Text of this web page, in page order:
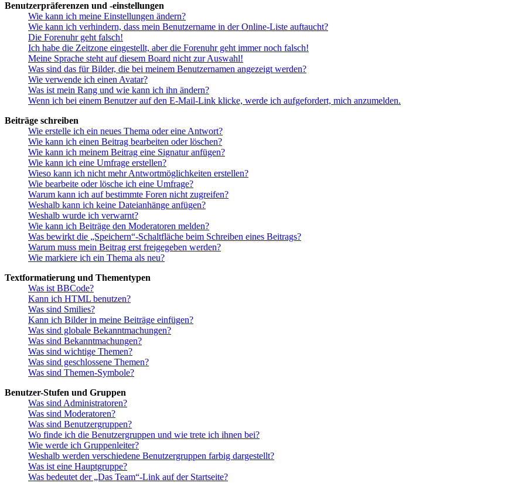
Benutzerpräferenzen und -einstellungen
Wie kann ich meine Einstellungen ändern?
Wie kann ich verhindern, dass mein Benutzername in der Online-Liste auftaucht?
Die Forenuhr geht falsch!
Ich habe die Zeitzone eingestellt, aber die Forenuhr geht immer noch falsch!
Meine Sprache steht auf diesem Board nicht zur Auswahl!
Was sind das für Bilder, die bei meinem Benutzernamen angezeigt werden?
Wie verwende ich einen Avatar?
Was ist mein Rang und wie kann ich ihn ändern?
Wenn ich bei einem Benutzer auf den E-Mail-Link klicke, werde ich aufgefordert, mich anzumelden.
Beiträge schreiben
Wie erstelle ich ein neues Thema oder eine Antwort?
Wie kann ich einen Beitrag bearbeiten oder löschen?
Wie kann ich meinem Beitrag eine Signatur anfügen?
Wie kann ich eine Umfrage erstellen?
Wieso kann ich nicht mehr Antwortmöglichkeiten erstellen?
Wie bearbeite oder lösche ich eine Umfrage?
Warum kann ich auf bestimmte Foren nicht zugreifen?
Weshalb kann ich keine Dateianhänge anfügen?
Weshalb wurde ich verwarnt?
Wie kann ich Beiträge den Moderatoren melden?
Was bewirkt die „Speichern“-Schaltfläche beim Schreiben eines Beitrags?
Warum muss mein Beitrag erst freigegeben werden?
Wie markiere ich ein Thema als neu?
Textformatierung und Thementypen
Was ist BBCode?
Kann ich HTML benutzen?
Was sind Smilies?
Kann ich Bilder in meine Beiträge einfügen?
Was sind globale Bekanntmachungen?
Was sind Bekanntmachungen?
Was sind wichtige Themen?
Was sind geschlossene Themen?
Was sind Themen-Symbole?
Benutzer-Stufen und Gruppen
Was sind Administratoren?
Was sind Moderatoren?
Was sind Benutzergruppen?
Wo finde ich die Benutzergruppen und wie trete ich ihnen bei?
Wie werde ich Gruppenleiter?
Weshalb werden verschiedene Benutzergruppen farbig dargestellt?
Was ist eine Hauptgruppe?
Was bedeutet der „Das Team“-Link auf der Startseite?